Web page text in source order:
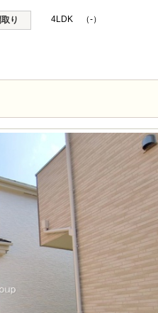
取り 4LDK （-）